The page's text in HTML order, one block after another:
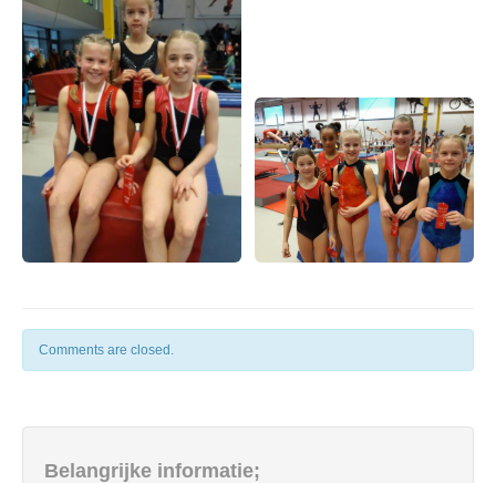
Comments are closed.
Belangrijke informatie;